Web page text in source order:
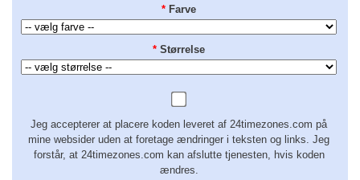
* Farve
* Størrelse
Jeg accepterer at placere koden leveret af 24timezones.com på
mine websider uden at foretage ændringer i teksten og links. Jeg
forstår, at 24timezones.com kan afslutte tjenesten, hvis koden
ændres.